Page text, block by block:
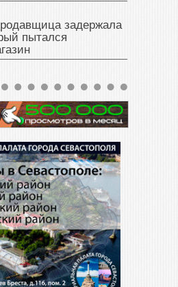
задержала
пытался